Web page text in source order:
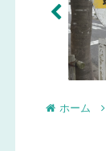
ホーム